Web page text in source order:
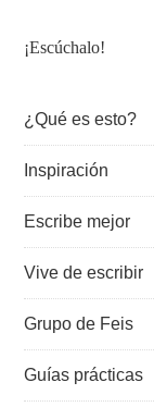
¡Escúchalo!
¿Qué es esto?
Inspiración
Escribe mejor
Vive de escribir
Grupo de Feis
Guías prácticas